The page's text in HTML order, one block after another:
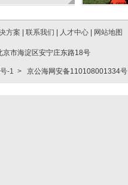
方案 联系我们 人才中心 网站地图
京市海淀区安宁庄东路18号
-1 >京公海网安备110108001334号